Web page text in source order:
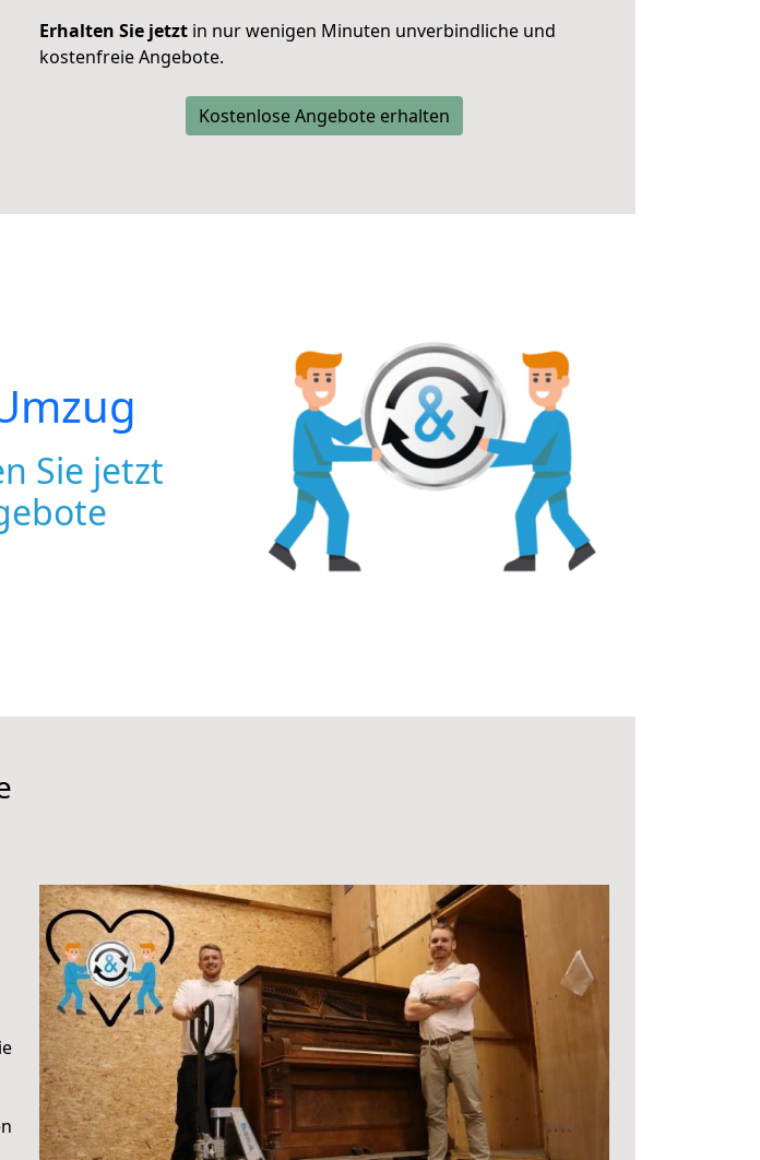
Erhalten Sie jetzt in nur wenigen Minuten unverbindliche und
kostenfreie Angebote.
Kostenlose Angebote erhalten
Sie jetzt